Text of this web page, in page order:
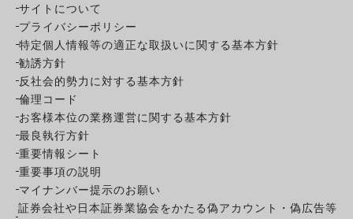
サイトについて
プライバシーポリシー
特定個人情報等の適正な取扱いに関する基本方針
勧誘方針
反社会的勢力に対する基本方針
倫理コード
お客様本位の業務運営に関する基本方針
最良執行方針
重要情報シート
重要事項の説明
マイナンバー提示のお願い
証券会社や日本証券業協会をかたる偽アカウント・偽広告等